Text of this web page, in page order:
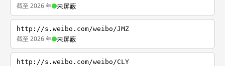
截至 2026 年 未屏蔽
http://s.weibo.com/weibo/JMZ
截至 2026 年 未屏蔽
http://s.weibo.com/weibo/CLY